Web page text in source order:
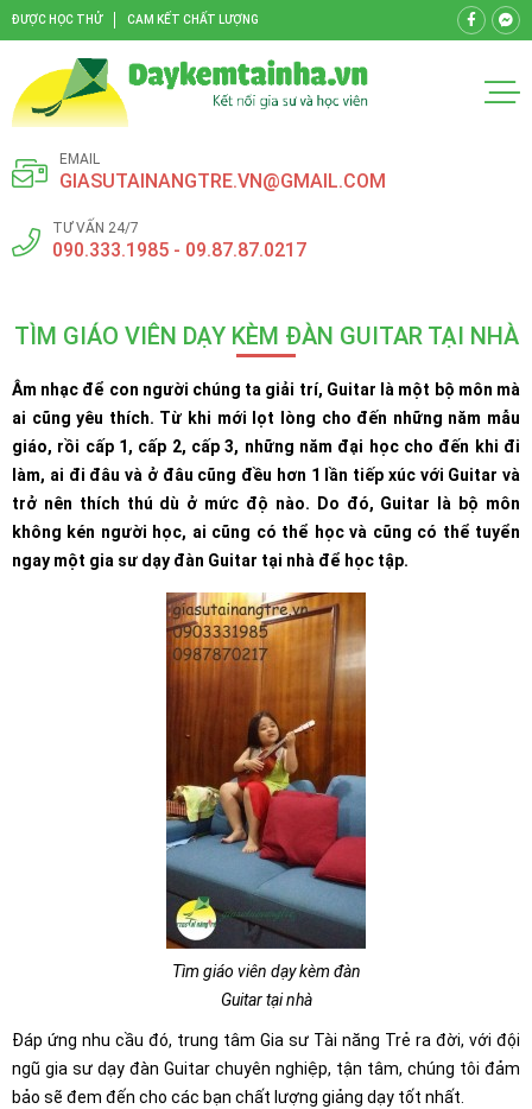
ĐƯỢC HỌC THỬ CAM KẾT CHẤT LƯỢNG
EMAIL
GIASUTAINANGTRE.VN@GMAIL.COM
TƯ VẤN 24/7
090.333.1985 - 09.87.87.0217
TÌM GIÁO VIÊN DẠY KÈM ĐÀN GUITAR TẠI NHÀ
Âm nhạc để con người chúng ta giải trí, Guitar là một bộ môn mà
ai cũng yêu thích. Từ khi mới lọt lòng cho đến những năm mẫu
giáo, rồi cấp 1, cấp 2, cấp 3, những năm đại học cho đến khi đi
làm, ai đi đâu và ở đâu cũng đều hơn 1 lần tiếp xúc với Guitar và
trở nên thích thú dù ở mức độ nào. Do đó, Guitar là bộ môn
không kén người học, ai cũng có thể học và cũng có thể tuyển
ngay một gia sư dạy đàn Guitar tại nhà để học tập.
Tìm giáo viên dạy kèm đàn
Guitar tại nhà
Đáp ứng nhu cầu đó, trung tâm Gia sư Tài năng Trẻ ra đời, với đội
ngũ gia sư dạy đàn Guitar chuyên nghiệp, tận tâm, chúng tôi đảm
bảo sẽ đem đến cho các bạn chất lượng giảng dạy tốt nhất.